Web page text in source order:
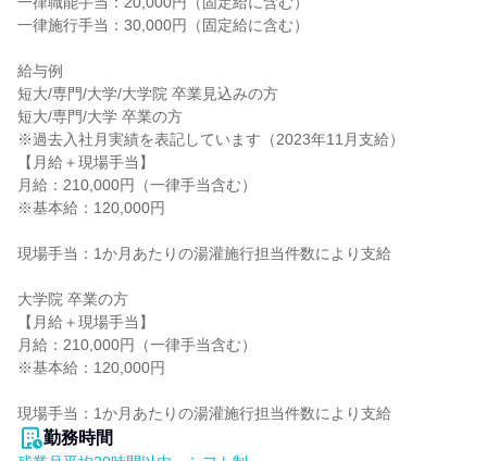
一律施行手当：30,000円（固定給に含む）
給与例
短大/専門/大学/大学院 卒業見込みの方
短大/専門/大学 卒業の方
※過去入社月実績を表記しています（2023年11月支給）
【月給＋現場手当】
月給：210,000円（一律手当含む）
※基本給：120,000円
現場手当：1か月あたりの湯灌施行担当件数により支給
大学院 卒業の方
【月給＋現場手当】
月給：210,000円（一律手当含む）
※基本給：120,000円
現場手当：1か月あたりの湯灌施行担当件数により支給
勤務時間